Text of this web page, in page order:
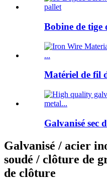
Bobine de tige
Matériel de fil
Galvanisé sec
Galvanisé / acier
soudé / clôture de
de clôture